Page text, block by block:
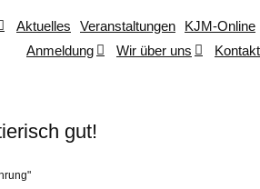
Aktuelles Veranstaltungen
KJM-Online
Anmeldung
Wir über uns Kontakt
gut!